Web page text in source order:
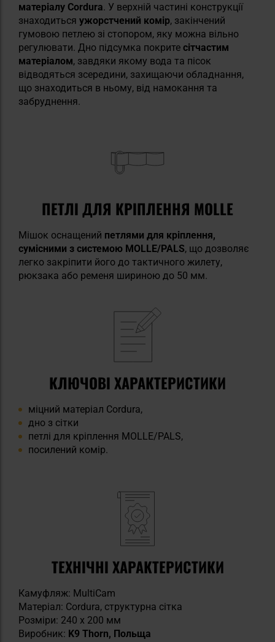
матеріалу Cordura. У верхній частині конструкції
знаходиться ужорстчений комір, закінчений
гумовою петлею зі стопором, яку можна вільно
регулювати. Дно підсумка покрите сітчастим
матеріалом, завдяки якому вода та пісок
відводяться зсередини, захищаючи обладнання,
що знаходиться в ньому, від намокання та
забруднення.
ПЕТЛІ ДЛЯ КРІПЛЕННЯ MOLLE
Мішок оснащений петлями для кріплення,
сумісними з системою MOLLE/PALS, що дозволяє
легко закріпити його до тактичного жилету,
рюкзака або ременя шириною до 50 мм.
КЛЮЧОВІ ХАРАКТЕРИСТИКИ
міцний матеріал Cordura,
дно з сітки
петлі для кріплення MOLLE/PALS,
посилений комір.
ТЕХНІЧНІ ХАРАКТЕРИСТИКИ
Камуфляж: MultiCam
Матеріал: Cordura, структурна сітка
Розміри: 240 х 200 мм
Виробник: K9 Thorn, Польща